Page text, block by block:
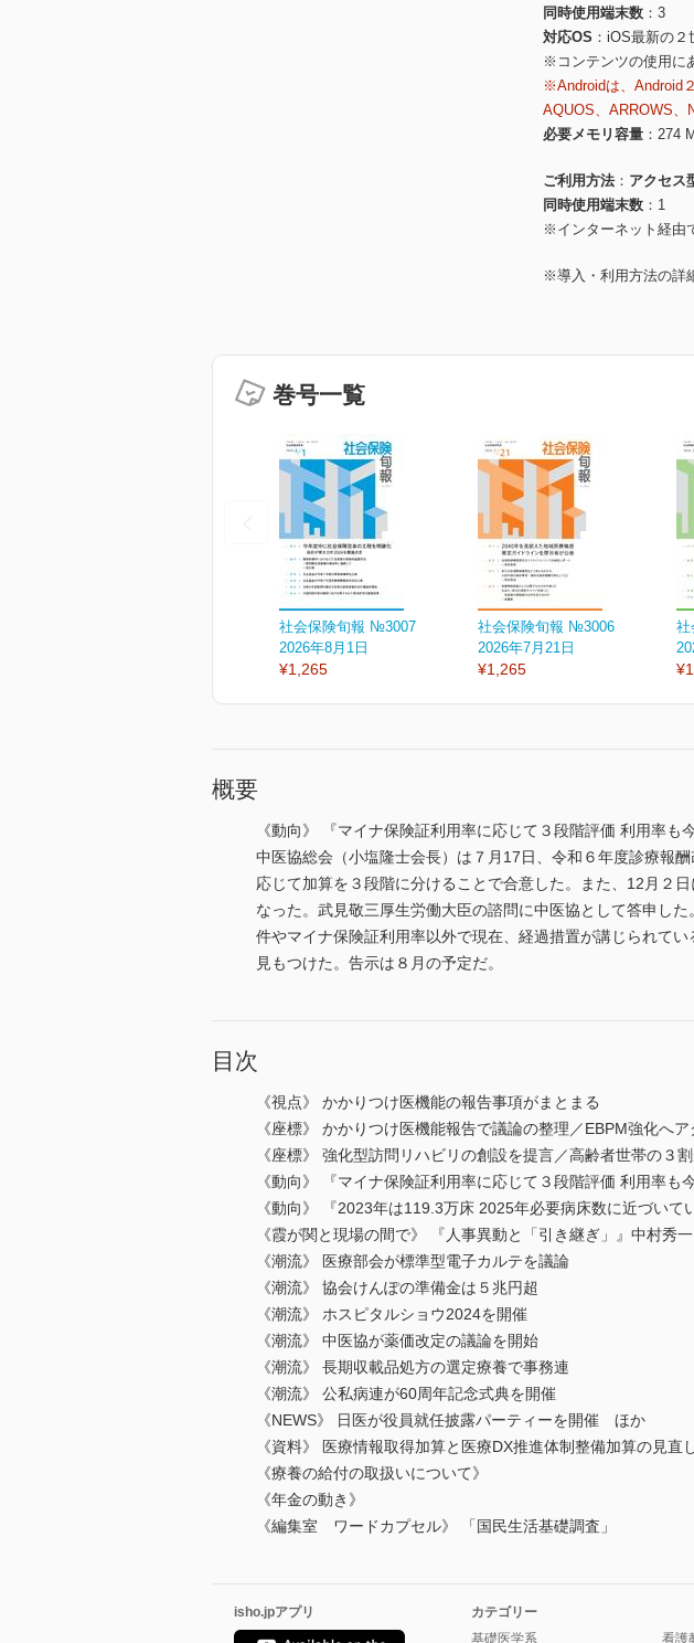
同時使用端末数
3
対応OS
iOS最新の２
※コンテンツの使用に
※Androidは、Android
AQUOS、ARROWS、
必要メモリ容量
274
ご利用方法
アクセス
同時使用端末数
1
※インターネット経由
※導入・利用方法の詳
巻号一覧
社会保険旬報 №3007
2026年8月1日
¥1,265
社会保険旬報 №3006
2026年7月21日
¥1,265
概要
《動向》 『マイナ保険証利用率に応じて３段階評価 利用率
中医協総会（小塩隆士会長）は７月17日、令和６年度診療報
応じて加算を３段階に分けることで合意した。また、12月２
なった。武見敬三厚生労働大臣の諮問に中医協として答申し
件やマイナ保険証利用率以外で現在、経過措置が講じられて
見もつけた。告示は８月の予定だ。
目次
《視点》 かかりつけ医機能の報告事項がまとまる
《座標》 かかりつけ医機能報告で議論の整理／EBPM強化へ
《座標》 強化型訪問リハビリの創設を提言／高齢者世帯の３
《動向》 『マイナ保険証利用率に応じて３段階評価 利用率
《動向》 『2023年は119.3万床 2025年必要病床数に近づい
《霞が関と現場の間で》 『人事異動と「引き継ぎ」』中村秀一
《潮流》 医療部会が標準型電子カルテを議論
《潮流》 協会けんぽの準備金は５兆円超
《潮流》 ホスピタルショウ2024を開催
《潮流》 中医協が薬価改定の議論を開始
《潮流》 長期収載品処方の選定療養で事務連
《潮流》 公私病連が60周年記念式典を開催
《NEWS》 日医が役員就任披露パーティーを開催 ほか
《資料》 医療情報取得加算と医療DX推進体制整備加算の見直
《療養の給付の取扱いについて》
《年金の動き》
《編集室 ワードカプセル》 「国民生活基礎調査」
isho.jpアプリ
カテゴリー
基礎医学系
看護